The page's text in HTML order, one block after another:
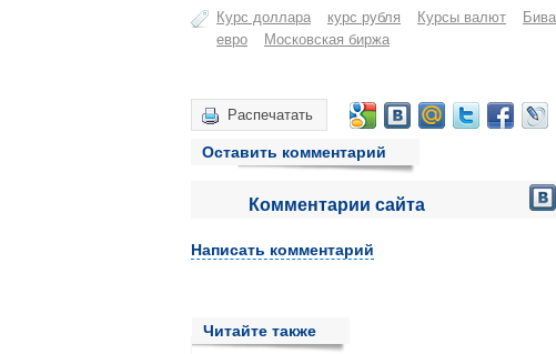
Курс доллара курс рубля Курсы валют
евро
Московская биржа
Распечатать
Оставить комментарий
Комментарии сайта
Написать комментарий
Читайте также